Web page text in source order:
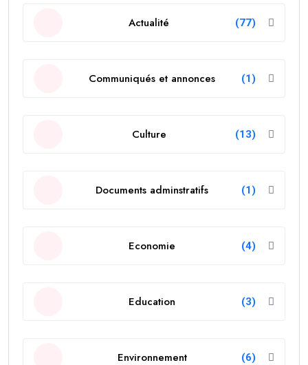
Actualité (77)
Communiqués et annonces (1)
Culture (13)
Documents adminstratifs (1)
Economie (4)
Education (3)
Environnement (6)